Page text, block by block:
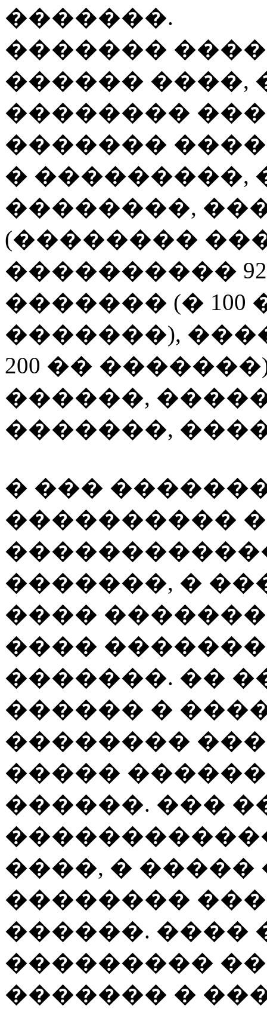
�������.
�������
������ ����,
��������
�������
� ���������,
��������,
(��������
����������
������� (� 100
�������),
200 ��
������,
�������,
� ���
����������
�������, �
����
����
�������. ��
������ �
��������
�����
������. ���
����, � �����
��������
������. ����
��������� ��
������� �